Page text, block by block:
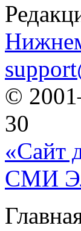
©
30
«Сайт
СМИ